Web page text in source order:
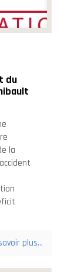
du
la
plus...